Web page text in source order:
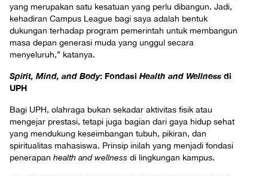
yang merupakan satu kesatuan yang perlu dibangun. Jadi,
kehadiran Campus League bagi saya adalah bentuk
dukungan terhadap program pemerintah untuk membangun
masa depan generasi muda yang unggul secara
menyeluruh,” katanya.
Spirit, Mind, and Body: Fondasi Health and Wellness di
UPH
Bagi UPH, olahraga bukan sekadar aktivitas fisik atau
mengejar prestasi, tetapi juga bagian dari gaya hidup sehat
yang mendukung keseimbangan tubuh, pikiran, dan
spiritualitas mahasiswa. Prinsip inilah yang menjadi fondasi
penerapan health and wellness di lingkungan kampus.